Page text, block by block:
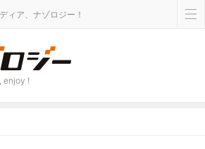
ィア、ナゾロジー！
enjoy !